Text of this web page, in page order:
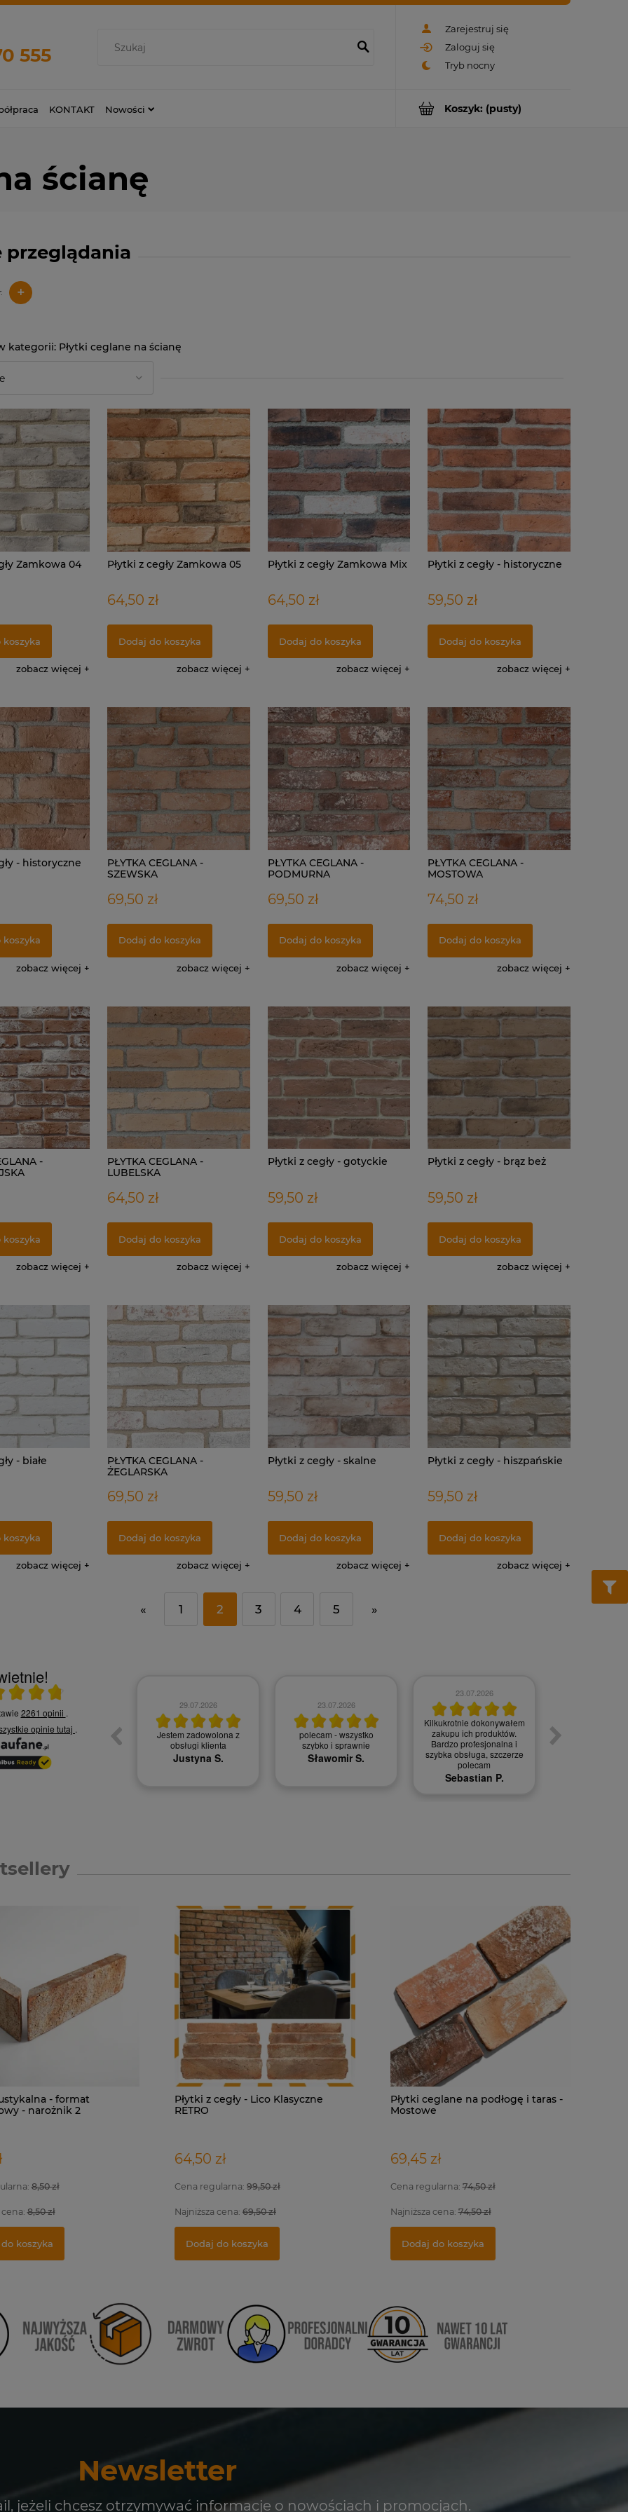
Zarejestruj się
Zaloguj się
555
Koszyk: (pusty)
KONTAKT Nowości
ścianę
przeglądania
+
Płytki ceglane na ścianę
Zamkowa 04
koszyka
zobacz więcej
Płytki z cegły Zamkowa 05
64,50 zł
Dodaj do koszyka
zobacz więcej
Płytki z cegły Zamkowa Mix
64,50 zł
Dodaj do koszyka
zobacz więcej
Płytki z cegły - historyczne
59,50 zł
Dodaj do koszyka
zobacz więcej
- historyczne
koszyka
zobacz więcej
PŁYTKA CEGLANA -
SZEWSKA
69,50 zł
Dodaj do koszyka
zobacz więcej
PŁYTKA CEGLANA -
PODMURNA
69,50 zł
Dodaj do koszyka
zobacz więcej
PŁYTKA CEGLANA -
MOSTOWA
74,50 zł
Dodaj do koszyka
zobacz więcej
-
koszyka
zobacz więcej
PŁYTKA CEGLANA -
LUBELSKA
64,50 zł
Dodaj do koszyka
zobacz więcej
Płytki z cegły - gotyckie
59,50 zł
Dodaj do koszyka
zobacz więcej
Płytki z cegły - brąz beż
59,50 zł
Dodaj do koszyka
zobacz więcej
- białe
koszyka
zobacz więcej
PŁYTKA CEGLANA -
ŻEGLARSKA
69,50 zł
Dodaj do koszyka
zobacz więcej
Płytki z cegły - skalne
59,50 zł
Dodaj do koszyka
zobacz więcej
Płytki z cegły - hiszpańskie
59,50 zł
Dodaj do koszyka
zobacz więcej
« 1 2 3 4 5 »
4.8 na 5
2261 opinii .
opinie tutaj .
Obsługa klienta na
najwyższym poziomie
Karolina R.
29.07.2026
Jestem zadowolona z
obsługi klienta
Justyna S.
23.07.2026
polecam - wszystko
szybko i sprawnie
Sławomir S.
23.07.2026
Kilkukrotnie dokonywałem
zakupu ich produktów.
Bardzo profesjonalna i
szybka obsługa, szczerze
polecam
Sebastian P.
- format
- narożnik 2
8,50 zł
cena:8,50 zł
koszyka
Płytki z cegły - Lico Klasyczne
RETRO
64,50 zł
Cena regularna: 99,50 zł
Najniższa cena: 69,50 zł
Dodaj do koszyka
Płytki ceglane na podłogę i taras -
Mostowe
69,45 zł
Cena regularna:74,50 zł
Najniższa cena:74,50 zł
Dodaj do koszyka
Indywidualna wizualizacja projektu
Dodaj do koszyka
Newsletter
jeżeli chcesz otrzymywać informacje o nowościach i promocjach.